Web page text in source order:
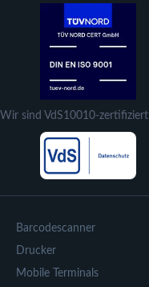
Wir sind VdS10010-zertifiziert
Barcodescanner
Drucker
Mobile Terminals